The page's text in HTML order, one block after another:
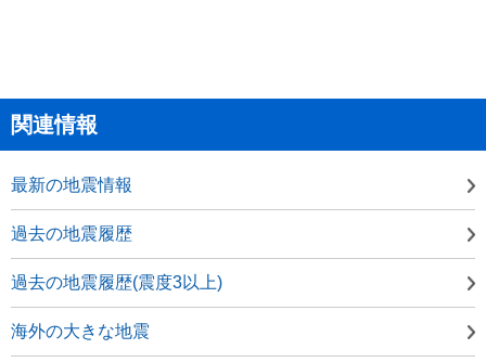
関連情報
最新の地震情報
過去の地震履歴
過去の地震履歴(震度3以上)
海外の大きな地震